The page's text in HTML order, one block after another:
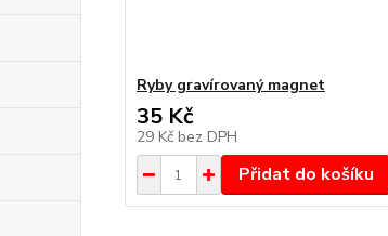
Ryby gravírovaný magnet
35 Kč
29 Kč bez DPH
Přidat do košíku